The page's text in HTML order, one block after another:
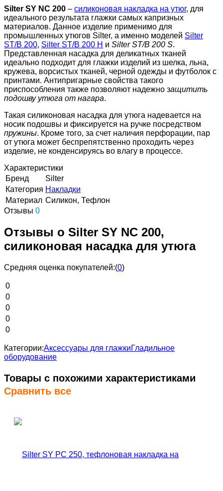
Silter SY NC 200 – силиконовая накладка на утюг, для
идеального результата глажки самых капризных
материалов. Данное изделие применимо для
промышленных утюгов Silter, а именно моделей Silter
ST/B 200, Silter ST/B 200 H и Silter ST/B 200 S.
Представленная насадка для деликатных тканей
идеально подходит для глажки изделий из шелка, льна,
кружева, ворсистых тканей, черной одежды и футболок с
принтами. Антипригарные свойства такого
приспособления также позволяют надежно защитить
подошву утюга от нагара.
Такая силиконовая насадка для утюга надевается на
носик подошвы и фиксируется на ручке посредством
пружины. Кроме того, за счет наличия перфорации, пар
от утюга может беспрепятственно проходить через
изделие, не конденсируясь во влагу в процессе.
Характеристики
Бренд
Silter
Категория Накладки
Материал Силикон, Тефлон
Отзывы 0
Отзывы о Silter SY NC 200,
силиконовая насадка для утюга
Средняя оценка покупателей:(0)
0
0
0
0
0
Категории:Аксессуары для глажкиГладильное
оборудование
Товары с похожими характеристиками
Сравнить все